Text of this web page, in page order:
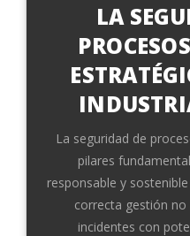
LA
La seguridad de
pilares
responsable y
correcta gestión
incidentes con